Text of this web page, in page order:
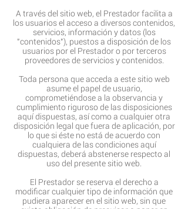
A través del sitio web, el Prestador facilita a
los usuarios el acceso a diversos contenidos,
servicios, información y datos (los
"contenidos"), puestos a disposición de los
usuarios por el Prestador o por terceros
proveedores de servicios y contenidos.
Toda persona que acceda a este sitio web
asume el papel de usuario,
comprometiéndose a la observancia y
cumplimiento riguroso de las disposiciones
aquí dispuestas, así como a cualquier otra
disposición legal que fuera de aplicación, por
lo que si éste no está de acuerdo con
cualquiera de las condiciones aquí
dispuestas, deberá abstenerse respecto al
uso del presente sitio web.
El Prestador se reserva el derecho a
modificar cualquier tipo de información que
pudiera aparecer en el sitio web, sin que